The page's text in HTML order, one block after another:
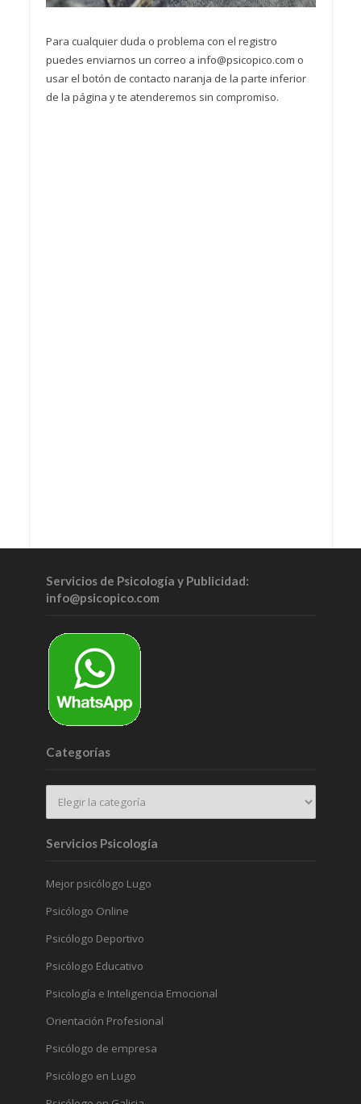
Para cualquier duda o problema con el registro
puedes enviarnos un correo a info@psicopico.com o
usar el botón de contacto naranja de la parte inferior
de la página y te atenderemos sin compromiso.
Servicios de Psicología y Publicidad:
info@psicopico.com
Categorías
Servicios Psicología
Mejor psicólogo Lugo
Psicólogo Online
Psicólogo Deportivo
Psicólogo Educativo
Psicología e Inteligencia Emocional
Orientación Profesional
Psicólogo de empresa
Psicólogo en Lugo